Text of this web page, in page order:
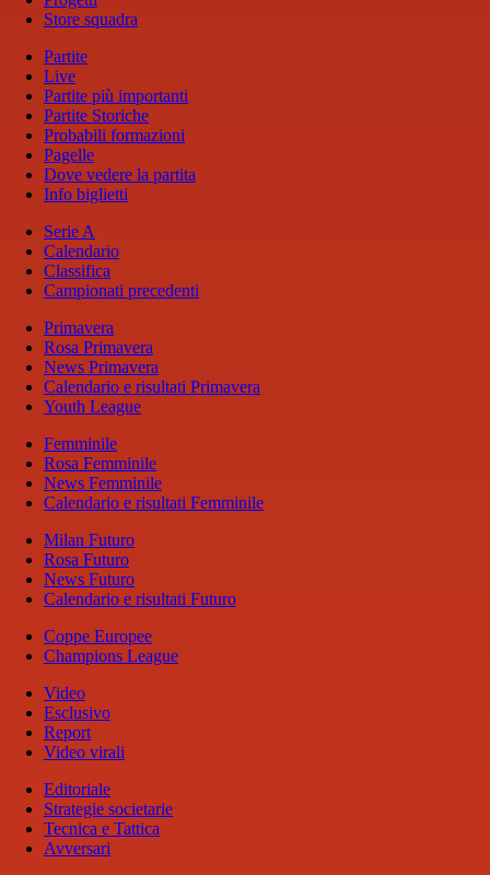
Store squadra
Partite
Live
Partite più importanti
Partite Storiche
Probabili formazioni
Pagelle
Dove vedere la partita
Info biglietti
Serie A
Calendario
Classifica
Campionati precedenti
Primavera
Rosa Primavera
News Primavera
Calendario e risultati Primavera
Youth League
Femminile
Rosa Femminile
News Femminile
Calendario e risultati Femminile
Milan Futuro
Rosa Futuro
News Futuro
Calendario e risultati Futuro
Coppe Europee
Champions League
Video
Esclusivo
Report
Video virali
Editoriale
Strategie societarie
Tecnica e Tattica
Avversari